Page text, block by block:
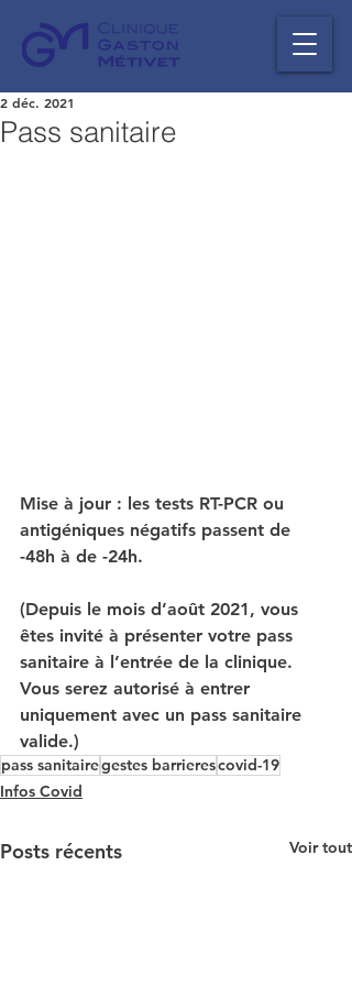
Pass sanitaire
2 déc. 2021
Mise à jour : les tests RT-PCR ou
antigéniques négatifs passent de
-48h à de -24h.
(Depuis le mois d’août 2021, vous
êtes invité à présenter votre pass
sanitaire à l’entrée de la clinique.
Vous serez autorisé à entrer
uniquement avec un pass sanitaire
valide.)
pass sanitairegestes barrierescovid-19
Infos Covid
Posts récents Voir tout